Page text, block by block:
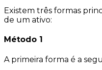
Existem três formas
de um ativo:
Método 1
A primeira forma é a